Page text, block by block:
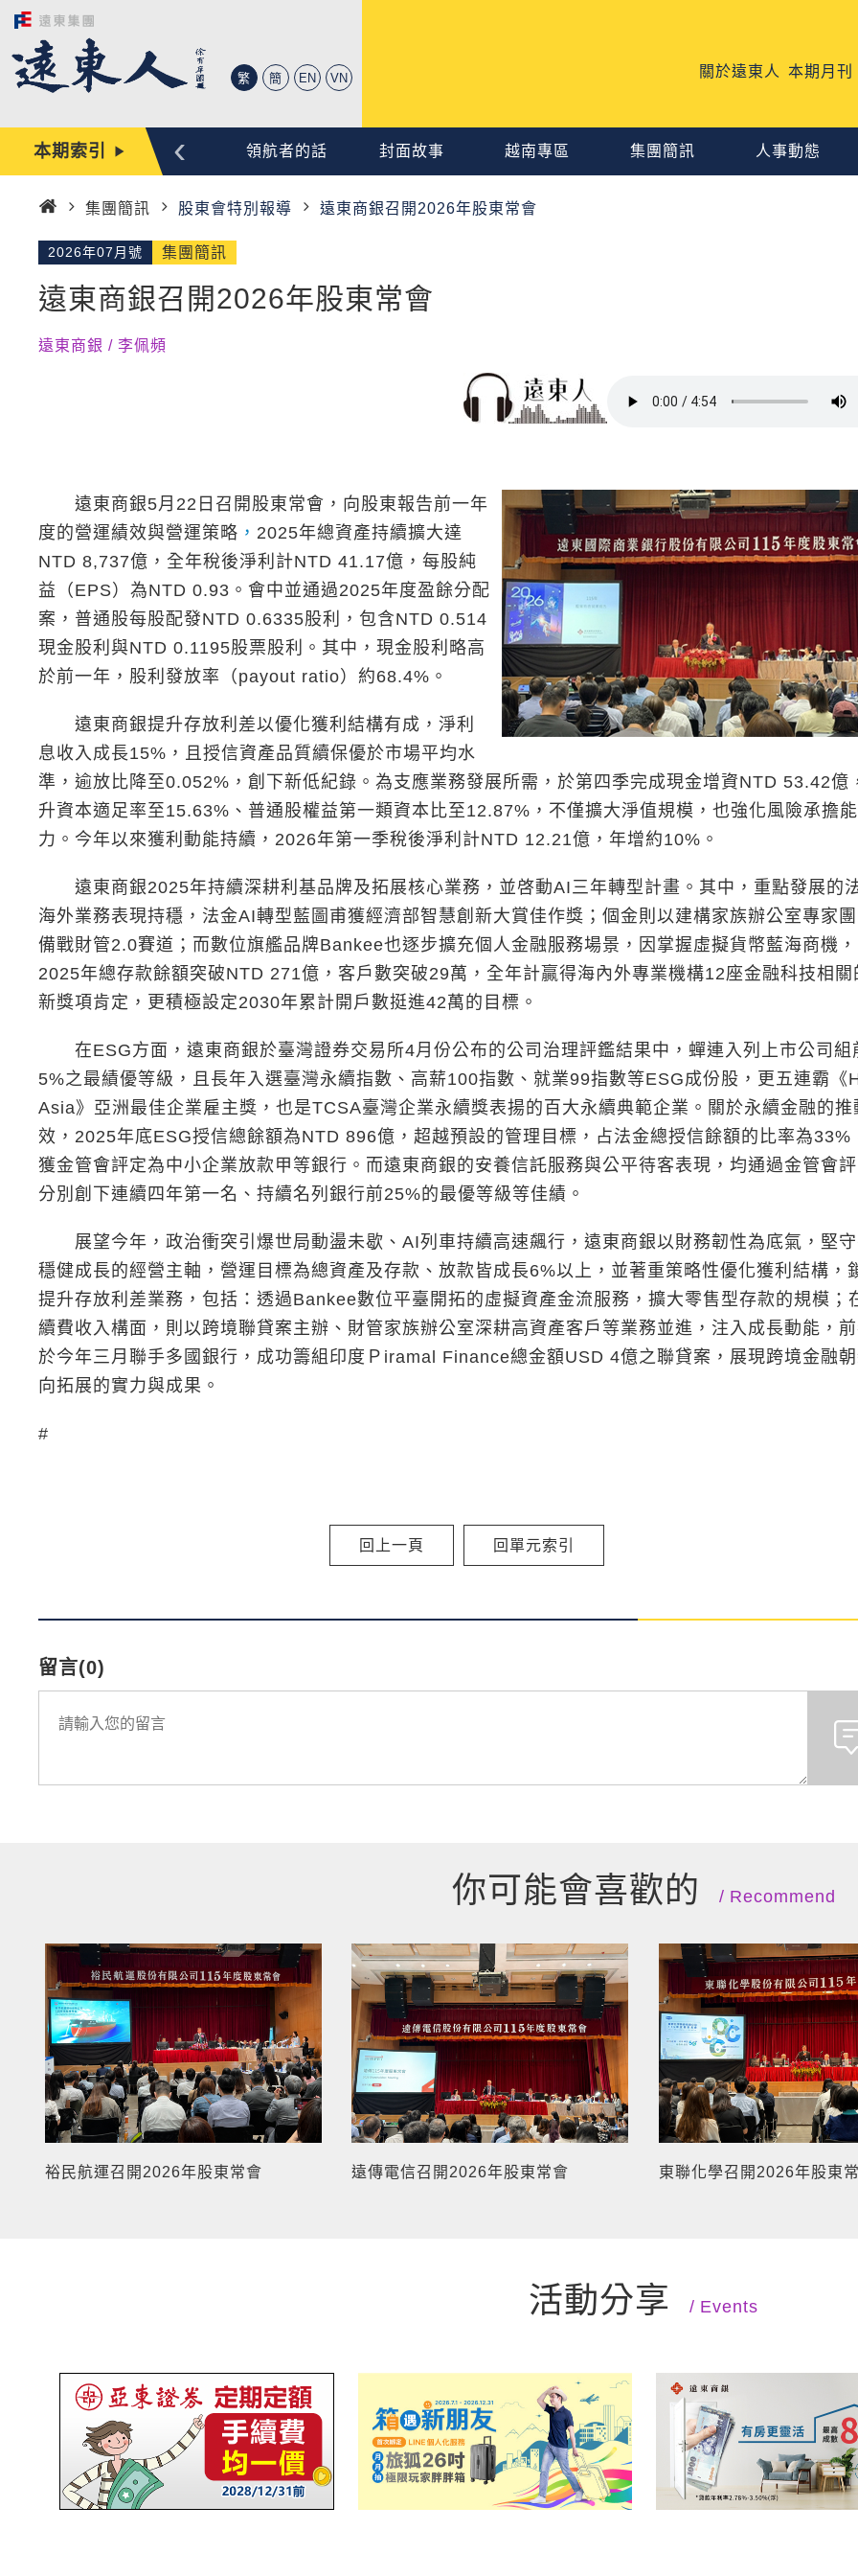
繁 簡 EN VN 關於遠東人 本期月刊
本期索引
心動時刻 編輯手記 領航者的話 封面故事 越南專區 集團簡訊 人事動態
‹
頁
集團簡訊 股東會特別報導 遠東商銀召開2026年股東常會
2026年07月號 集團簡訊
遠東商銀召開2026年股東常會
遠東商銀 / 李佩頻
遠東商銀5月22日召開股東常會，向股東報告前一年
度的營運績效與營運策略 ， 2025年總資產持續擴大達
NTD 8,737億，全年稅後淨利計NTD 41.17億，每股純
益（EPS）為NTD 0.93。會中並通過2025年度盈餘分配
案，普通股每股配發NTD 0.6335股利，包含NTD 0.514
現金股利與NTD 0.1195股票股利。其中，現金股利略高
於前一年，股利發放率（payout ratio）約68.4%。
遠東商銀提升存放利差以優化獲利結構有成，淨利
息收入成長15%，且授信資產品質續保優於市場平均水
準，逾放比降至0.052%，創下新低紀錄。為支應業務發展所需，於第四季完成現金增資NTD 53.42億
升資本適足率至15.63%、普通股權益第一類資本比至12.87%，不僅擴大淨值規模，也強化風險承擔能
力。今年以來獲利動能持續，2026年第一季稅後淨利計NTD 12.21億，年增約10%。
遠東商銀2025年持續深耕利基品牌及拓展核心業務，並啓動AI三年轉型計畫。其中，重點發展的
海外業務表現持穩，法金AI轉型藍圖甫獲經濟部智慧創新大賞佳作獎；個金則以建構家族辦公室專家團
備戰財管2.0賽道；而數位旗艦品牌Bankee也逐步擴充個人金融服務場景，因掌握虛擬貨幣藍海商機，
2025年總存款餘額突破NTD 271億，客戶數突破29萬，全年計贏得海內外專業機構12座金融科技相關
新獎項肯定，更積極設定2030年累計開戶數挺進42萬的目標。
在ESG方面，遠東商銀於臺灣證券交易所4月份公布的公司治理評鑑結果中，蟬連入列上市公司組
5%之最績優等級，且長年入選臺灣永續指數、高薪100指數、就業99指數等ESG成份股，更五連霸《
Asia》亞洲最佳企業雇主獎，也是TCSA臺灣企業永續獎表揚的百大永續典範企業。關於永續金融的推
效，2025年底ESG授信總餘額為NTD 896億，超越預設的管理目標，占法金總授信餘額的比率為33%
獲金管會評定為中小企業放款甲等銀行。而遠東商銀的安養信託服務與公平待客表現，均通過金管會評
分別創下連續四年第一名、持續名列銀行前25%的最優等級等佳績。
展望今年，政治衝突引爆世局動盪未歇、AI列車持續高速飆行，遠東商銀以財務韌性為底氣，堅守
穩健成長的經營主軸，營運目標為總資產及存款、放款皆成長6%以上，並著重策略性優化獲利結構，
提升存放利差業務，包括：透過Bankee數位平臺開拓的虛擬資產金流服務，擴大零售型存款的規模；
續費收入構面，則以跨境聯貸案主辦、財管家族辦公室深耕高資產客戶等業務並進，注入成長動能，
於今年三月聯手多國銀行，成功籌組印度Ｐiramal Finance總金額USD 4億之聯貸案，展現跨境金融
向拓展的實力與成果。
#
回上一頁 回單元索引
留言(0)
你可能會喜歡的 Recommend
裕民航運召開2026年股東常會 遠傳電信召開2026年股東常會 東聯化學召開2026年股東
活動分享 Events